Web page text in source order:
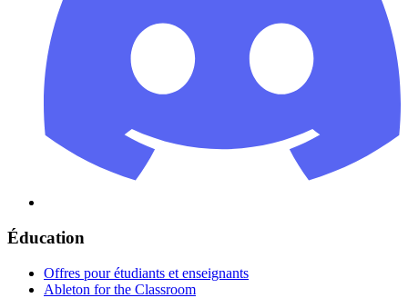
Éducation
Offres pour étudiants et enseignants
Ableton for the Classroom